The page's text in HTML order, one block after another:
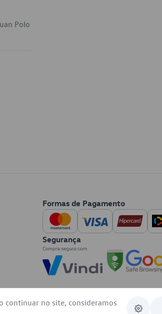
Polo
Formas de Pagamento
Segurança
continuar no site, consideramos